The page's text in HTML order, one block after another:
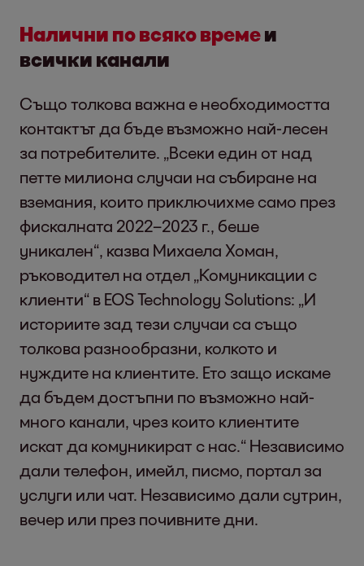
Налични по всяко времеи
всички канали
Също толкова важна е необходимостта
контактът да бъде възможно най-лесен
за потребителите. „Всеки един от над
петте милиона случаи на събиране на
вземания, които приключихме само през
фискалната 2022–2023 г., беше
уникален“, казва Михаела Хоман,
ръководител на отдел „Комуникации с
клиенти“ в EOS Technology Solutions: „И
историите зад тези случаи са също
толкова разнообразни, колкото и
нуждите на клиентите. Ето защо искаме
да бъдем достъпни по възможно най-
много канали, чрез които клиентите
искат да комуникират с нас.“ Независимо
дали телефон, имейл, писмо, портал за
услуги или чат. Независимо дали сутрин,
вечер или през почивните дни.